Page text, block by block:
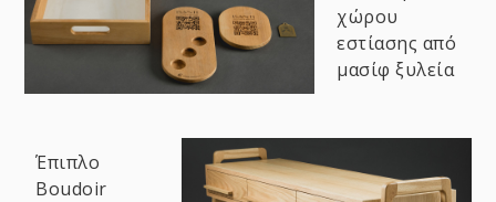
χώρου
εστίασης από
μασίφ ξυλεία
Έπιπλο
Boudoir